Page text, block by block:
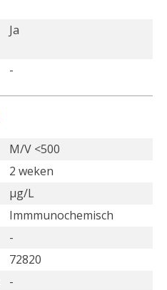
Ja
-
M/V <500
2 weken
µg/L
Immmunochemisch
-
72820
-